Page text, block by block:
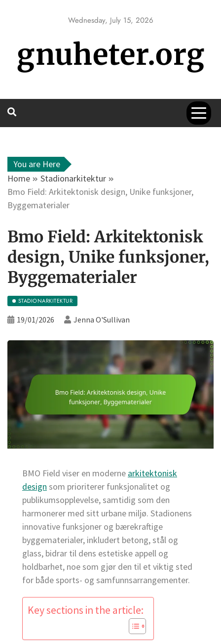
Wednesday, July 15, 2026
gnuheter.org
You are Here
Home
Stadionarkitektur
Bmo Field: Arkitektonisk design, Unike funksjoner,
Byggematerialer
Bmo Field: Arkitektonisk
design, Unike funksjoner,
Byggematerialer
STADIONARKITEKTUR
19/01/2026 Jenna O'Sullivan
BMO Field viser en moderne arkitektonisk
design som prioriterer funksjonalitet og
publikumsopplevelse, samtidig som den
harmonerer med sitt urbane miljø. Stadionens
innovative funksjoner og bærekraftige
byggematerialer, inkludert betong, stål og
glass, bidrar til dens estetiske appell og
holdbarhet, noe som gjør den til et viktig sted
for både sports- og samfunnsarrangementer.
Key sections in the article: